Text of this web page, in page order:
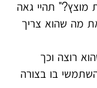
תהיי גאה
מה שהוא צריך
רוצה וכך
בו בצורה